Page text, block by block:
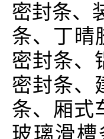
密封条、
条、丁晴
密封条、
密封条、
条、厢式
玻璃滑